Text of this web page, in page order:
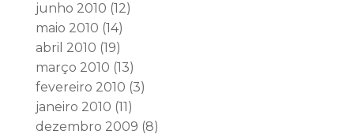
junho 2010 (12)
maio 2010 (14)
abril 2010 (19)
março 2010 (13)
fevereiro 2010 (3)
janeiro 2010 (11)
dezembro 2009 (8)